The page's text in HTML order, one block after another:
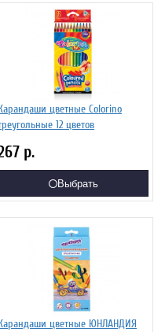
цветные Colorino
12 цветов
р.
Выбрать
цветные ЮНЛАНДИЯ